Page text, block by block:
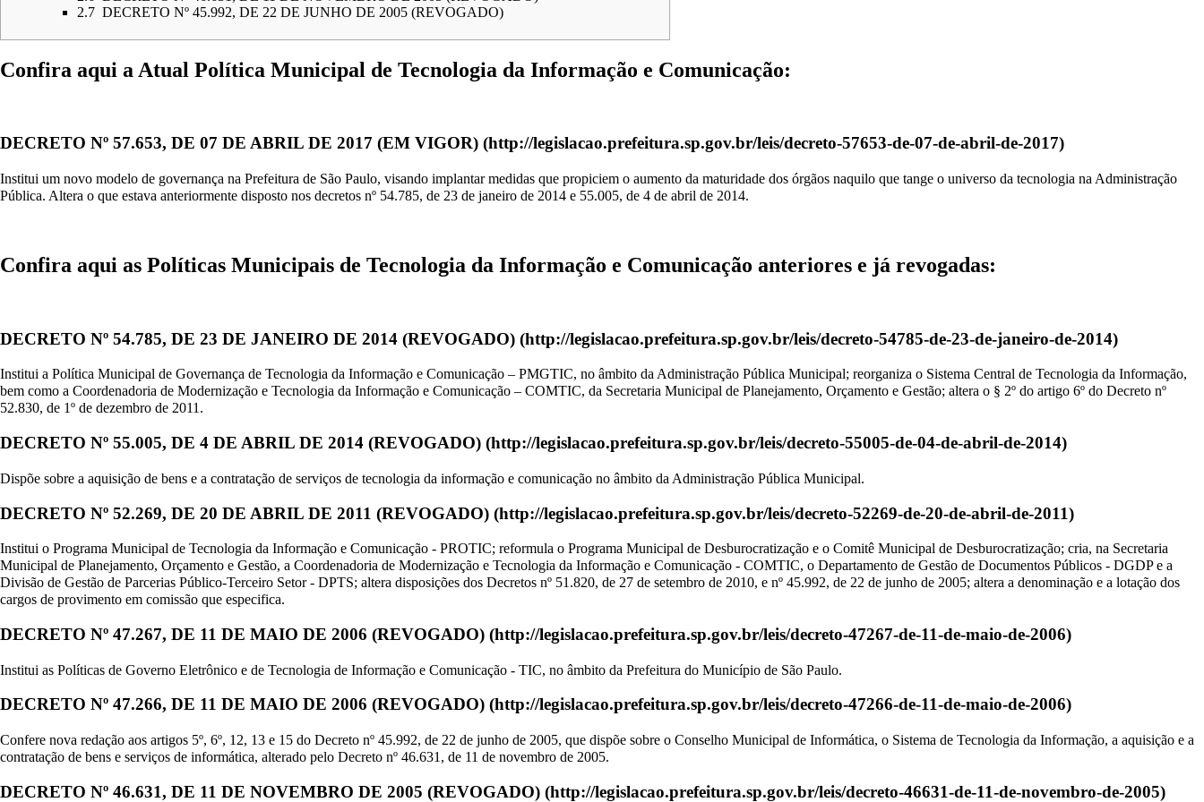
2.7 DECRETO Nº 45.992, DE 22 DE JUNHO DE 2005 (REVOGADO)
Confira aqui a Atual Política Municipal de Tecnologia da Informação e Comunicação:
DECRETO Nº 57.653, DE 07 DE ABRIL DE 2017 (EM VIGOR)
Institui um novo modelo de governança na Prefeitura de São Paulo, visando implantar medidas que propiciem o aumento da maturidade dos órgãos naquilo que tange o universo da tecnologia na Administração
Pública. Altera o que estava anteriormente disposto nos decretos nº 54.785, de 23 de janeiro de 2014 e 55.005, de 4 de abril de 2014.
Confira aqui as Políticas Municipais de Tecnologia da Informação e Comunicação anteriores e já revogadas:
DECRETO Nº 54.785, DE 23 DE JANEIRO DE 2014 (REVOGADO)
Institui a Política Municipal de Governança de Tecnologia da Informação e Comunicação – PMGTIC, no âmbito da Administração Pública Municipal; reorganiza o Sistema Central de Tecnologia da Informação,
bem como a Coordenadoria de Modernização e Tecnologia da Informação e Comunicação – COMTIC, da Secretaria Municipal de Planejamento, Orçamento e Gestão; altera o § 2º do artigo 6º do Decreto nº
52.830, de 1º de dezembro de 2011.
DECRETO Nº 55.005, DE 4 DE ABRIL DE 2014 (REVOGADO)
Dispõe sobre a aquisição de bens e a contratação de serviços de tecnologia da informação e comunicação no âmbito da Administração Pública Municipal.
DECRETO Nº 52.269, DE 20 DE ABRIL DE 2011 (REVOGADO)
Institui o Programa Municipal de Tecnologia da Informação e Comunicação - PROTIC; reformula o Programa Municipal de Desburocratização e o Comitê Municipal de Desburocratização; cria, na Secretaria
Municipal de Planejamento, Orçamento e Gestão, a Coordenadoria de Modernização e Tecnologia da Informação e Comunicação - COMTIC, o Departamento de Gestão de Documentos Públicos - DGDP e a
Divisão de Gestão de Parcerias Público-Terceiro Setor - DPTS; altera disposições dos Decretos nº 51.820, de 27 de setembro de 2010, e nº 45.992, de 22 de junho de 2005; altera a denominação e a lotação dos
cargos de provimento em comissão que especifica.
DECRETO Nº 47.267, DE 11 DE MAIO DE 2006 (REVOGADO)
Institui as Políticas de Governo Eletrônico e de Tecnologia de Informação e Comunicação - TIC, no âmbito da Prefeitura do Município de São Paulo.
DECRETO Nº 47.266, DE 11 DE MAIO DE 2006 (REVOGADO)
Confere nova redação aos artigos 5º, 6º, 12, 13 e 15 do Decreto nº 45.992, de 22 de junho de 2005, que dispõe sobre o Conselho Municipal de Informática, o Sistema de Tecnologia da Informação, a aquisição e a
contratação de bens e serviços de informática, alterado pelo Decreto nº 46.631, de 11 de novembro de 2005.
DECRETO Nº 46.631, DE 11 DE NOVEMBRO DE 2005 (REVOGADO)